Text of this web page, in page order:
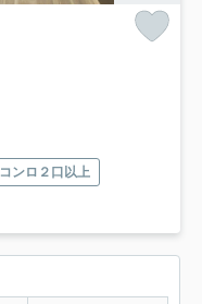
コンロ２口以上